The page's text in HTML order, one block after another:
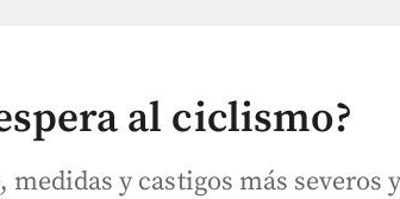
al ciclismo?
y castigos más severos